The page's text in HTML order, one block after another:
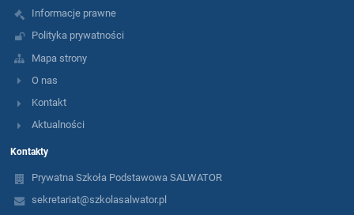
Informacje prawne
Polityka prywatności
Mapa strony
O nas
Kontakt
Aktualności
Kontakty
Prywatna Szkoła Podstawowa SALWATOR
sekretariat@szkolasalwator.pl